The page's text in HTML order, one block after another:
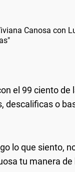
Canosa con
el 99 ciento
descalificas o
lo que siento,
tu manera